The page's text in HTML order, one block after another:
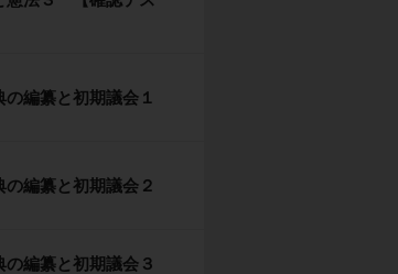
の編纂と初期議会１
の編纂と初期議会２
の編纂と初期議会３